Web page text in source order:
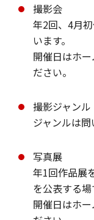
撮影会
年2回、4月
います。
開催日はホ
ださい。
撮影ジャンル
ジャンルは問
写真展
年1回作品展
を公表する場
開催日はホ